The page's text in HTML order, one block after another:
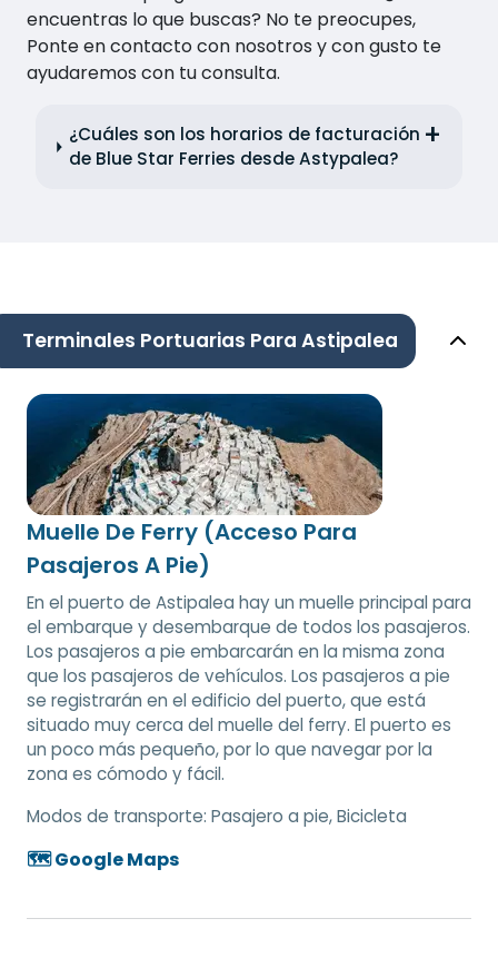
encuentras lo que buscas? No te preocupes,
Ponte en contacto con nosotros y con gusto te
ayudaremos con tu consulta.
¿Cuáles son los horarios de facturación
de Blue Star Ferries desde Astypalea?
Terminales Portuarias Para Astipalea
Muelle De Ferry (Acceso Para
Pasajeros A Pie)
En el puerto de Astipalea hay un muelle principal para
el embarque y desembarque de todos los pasajeros.
Los pasajeros a pie embarcarán en la misma zona
que los pasajeros de vehículos. Los pasajeros a pie
se registrarán en el edificio del puerto, que está
situado muy cerca del muelle del ferry. El puerto es
un poco más pequeño, por lo que navegar por la
zona es cómodo y fácil.
Modos de transporte: Pasajero a pie, Bicicleta
🗺️ Google Maps